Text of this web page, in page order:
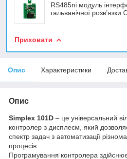
RS485ni модуль
гальванічної
Приховати
Опис Характеристики
Опис
Simplex 101D – це універсальний
контролер з дисплеєм, який
спектр задач з автоматизації
процесів.
Програмування контролера